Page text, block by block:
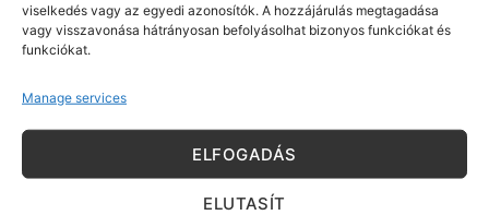
viselkedés vagy az egyedi azonosítók. A hozzájárulás megtagadása
vagy visszavonása hátrányosan befolyásolhat bizonyos funkciókat és
funkciókat.
Manage services
ELFOGADÁS
ELUTASÍT
Kérdése van? Írjon nekünk!